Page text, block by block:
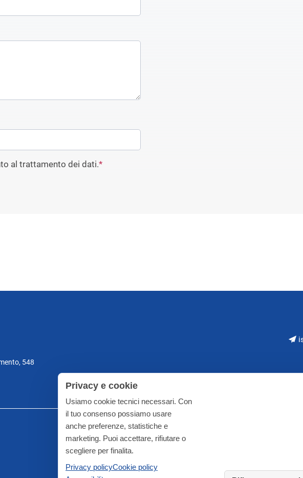
al trattamento dei dati.*
548
Privacy e cookie
Usiamo cookie tecnici necessari. Con
il tuo consenso possiamo usare
anche preferenze, statistiche e
marketing. Puoi accettare, rifiutare o
scegliere per finalita.
Privacy policyCookie policy